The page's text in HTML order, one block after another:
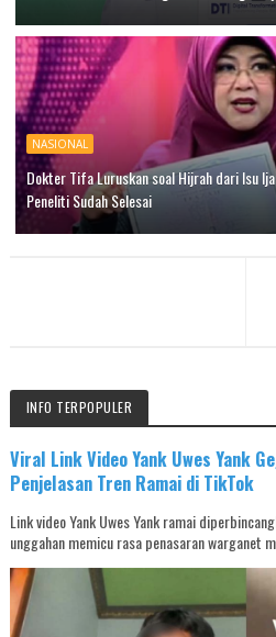
NASIONAL
Dokter Tifa Luruskan soal Hijrah dari Isu
Peneliti Sudah Selesai
INFO TERPOPULER
Viral Link Video Yank Uwes Yank
Penjelasan Tren Ramai di TikTok
Link video Yank Uwes Yank ramai
unggahan memicu rasa penasaran warganet